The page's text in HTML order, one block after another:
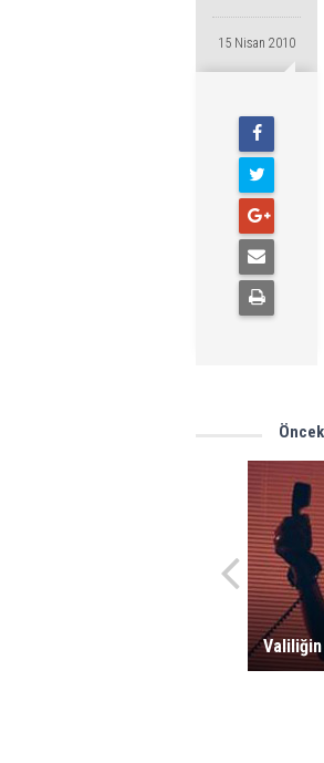
15 Nisan 2010